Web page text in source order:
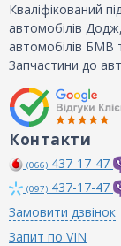
Кваліфікований
автомобілів
автомобілів БМВ
Запчастини до
Контакти
(066) 437-17-47
(097) 437-17-47
Замовити дзвінок
Запит по VIN